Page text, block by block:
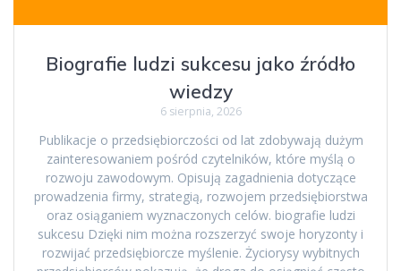
Biografie ludzi sukcesu jako źródło
wiedzy
6 sierpnia, 2026
Publikacje o przedsiębiorczości od lat zdobywają dużym
zainteresowaniem pośród czytelników, które myślą o
rozwoju zawodowym. Opisują zagadnienia dotyczące
prowadzenia firmy, strategią, rozwojem przedsiębiorstwa
oraz osiąganiem wyznaczonych celów. biografie ludzi
sukcesu Dzięki nim można rozszerzyć swoje horyzonty i
rozwijać przedsiębiorcze myślenie. Życiorysy wybitnych